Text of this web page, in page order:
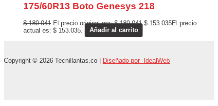
175/60R13 Boto Genesys 218
$180.041 El precio original era: $ 180.041. $ 153.035El precio
actual es: $ 153.035.
Añadir al carrito
Copyright © 2026 Tecnillantas.co | Diseñado por IdealWeb